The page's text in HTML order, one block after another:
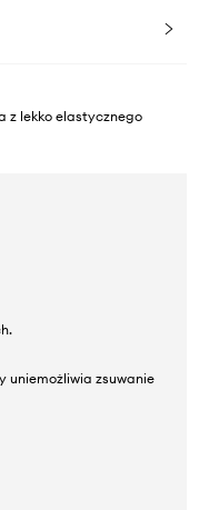
z lekko elastycznego
uniemożliwia zsuwanie